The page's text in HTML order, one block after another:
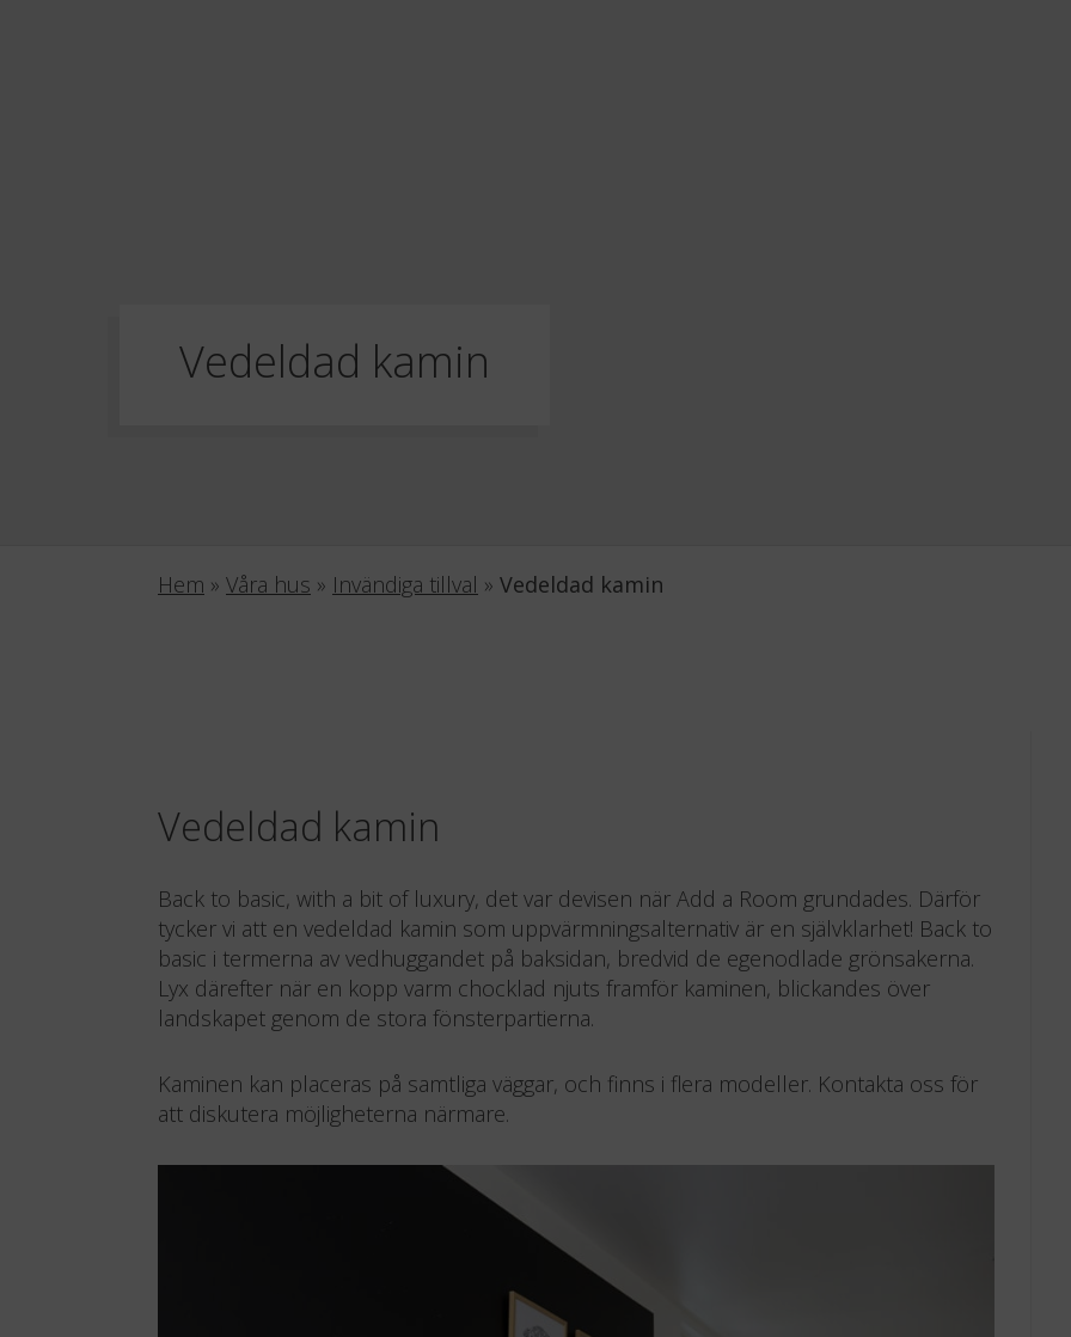
Vedeldad kamin
Hem » Våra hus » Invändiga tillval » Vedeldad kamin
Vedeldad kamin
Back to basic, with a bit of luxury, det var devisen när Add a Room grundades. Därför
tycker vi att en vedeldad kamin som uppvärmningsalternativ är en självklarhet! Back to
basic i termerna av vedhuggandet på baksidan, bredvid de egenodlade grönsakerna.
Lyx därefter när en kopp varm chocklad njuts framför kaminen, blickandes över
landskapet genom de stora fönsterpartierna.
Kaminen kan placeras på samtliga väggar, och finns i flera modeller. Kontakta oss för
att diskutera möjligheterna närmare.